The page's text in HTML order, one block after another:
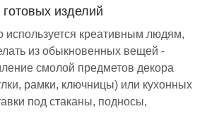
изделий
используется креативным людям,
из обыкновенных вещей -
смолой предметов декора
рамки, ключницы) или кухонных
под стаканы, подносы,